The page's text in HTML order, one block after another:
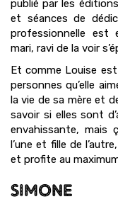
publié par les
et séances de
professionnelle est
mari, ravi de la voir
Et comme Louise
personnes qu’elle
la vie de sa mère et
savoir si elles sont
envahissante, mais
l’une et fille de
et profite au
SIMONE